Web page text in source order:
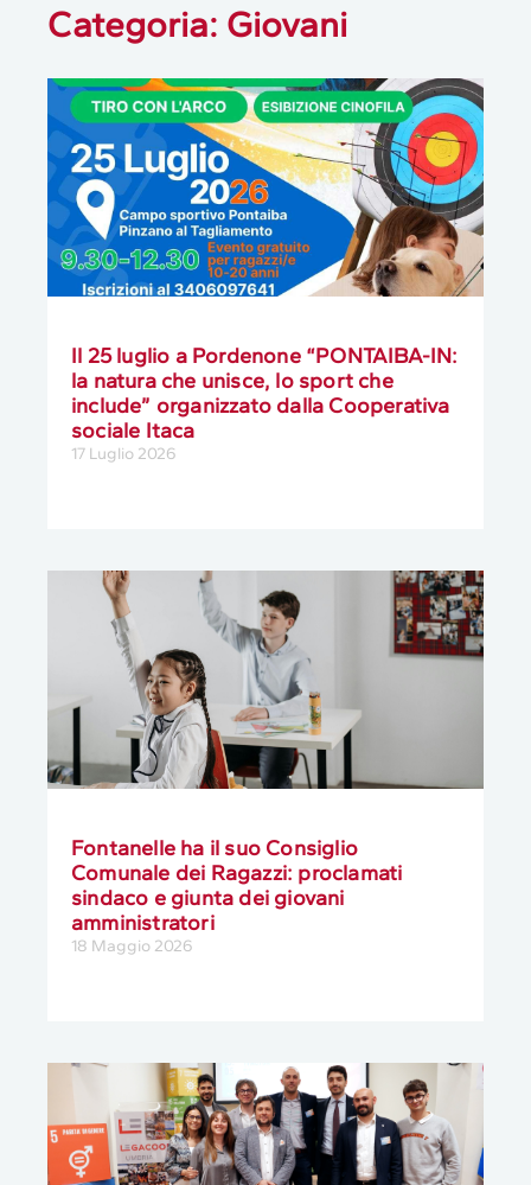
Categoria: Giovani
Il 25 luglio a Pordenone “PONTAIBA-IN:
la natura che unisce, lo sport che
include” organizzato dalla Cooperativa
sociale Itaca
17 Luglio 2026
Fontanelle ha il suo Consiglio
Comunale dei Ragazzi: proclamati
sindaco e giunta dei giovani
amministratori
18 Maggio 2026